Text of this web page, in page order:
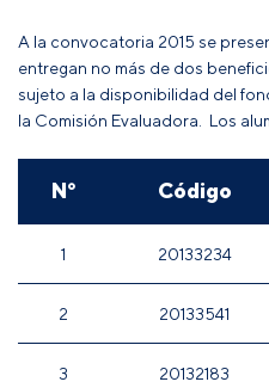
A la convocatoria 2015 se
entregan no más de dos
sujeto a la disponibilidad del
la Comisión Evaluadora. Los
N° Código
1 20133234
2 20133541
3 20132183